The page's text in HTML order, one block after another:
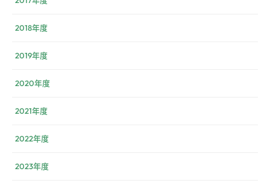
2018年度
2019年度
2020年度
2021年度
2022年度
2023年度